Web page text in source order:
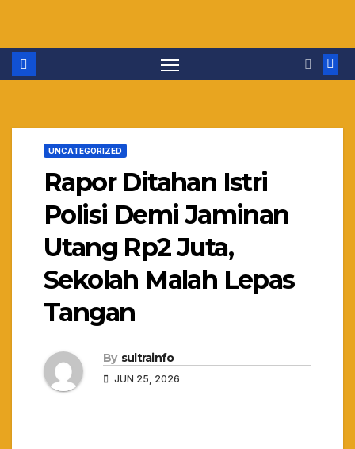
UNCATEGORIZED
Rapor Ditahan Istri
Polisi Demi Jaminan
Utang Rp2 Juta,
Sekolah Malah Lepas
Tangan
By sultrainfo
JUN 25, 2026